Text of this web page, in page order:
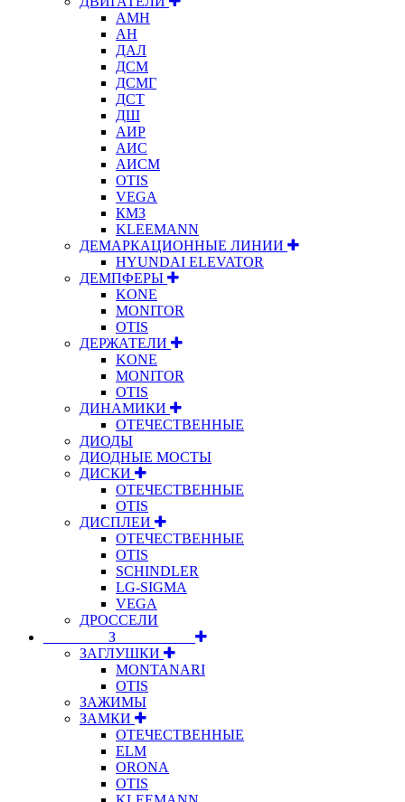
АМН
АН
ДАЛ
ДСМ
ДСМГ
ДСТ
ДШ
АИР
АИС
АИСМ
OTIS
VEGA
КМЗ
KLEEMANN
ДЕМАРКАЦИОННЫЕ ЛИНИИ
HYUNDAI ELEVATOR
ДЕМПФЕРЫ
KONE
MONITOR
OTIS
ДЕРЖАТЕЛИ
KONE
MONITOR
OTIS
ДИНАМИКИ
ОТЕЧЕСТВЕННЫЕ
ДИОДЫ
ДИОДНЫЕ МОСТЫ
ДИСКИ
ОТЕЧЕСТВЕННЫЕ
OTIS
ДИСПЛЕИ
ОТЕЧЕСТВЕННЫЕ
OTIS
SCHINDLER
LG-SIGMA
VEGA
ДРОССЕЛИ
⠀⠀⠀⠀⠀⠀З⠀⠀⠀⠀⠀⠀⠀
ЗАГЛУШКИ
MONTANARI
OTIS
ЗАЖИМЫ
ЗАМКИ
ОТЕЧЕСТВЕННЫЕ
ELM
ORONA
OTIS